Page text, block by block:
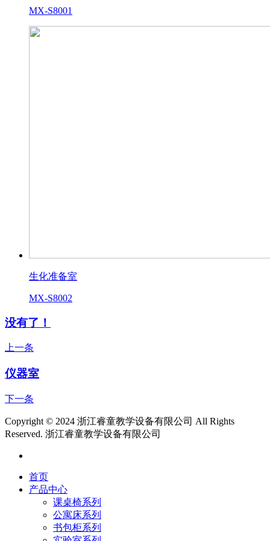
MX-S8001
生化准备室
MX-S8002
没有了！
上一条
仪器室
下一条
Copyright © 2024 浙江睿童教学设备有限公司 All Rights
Reserved. 浙江睿童教学设备有限公司
首页
产品中心
课桌椅系列
公寓床系列
书包柜系列